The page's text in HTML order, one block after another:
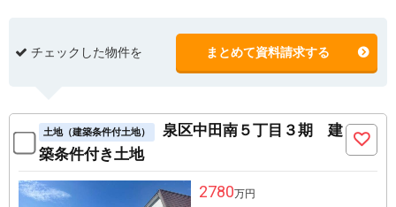
チェックした物件を まとめて資料請求する
土地（建築条件付土地）
泉区中田南５丁目３期 建
築条件付き土地
2780万円